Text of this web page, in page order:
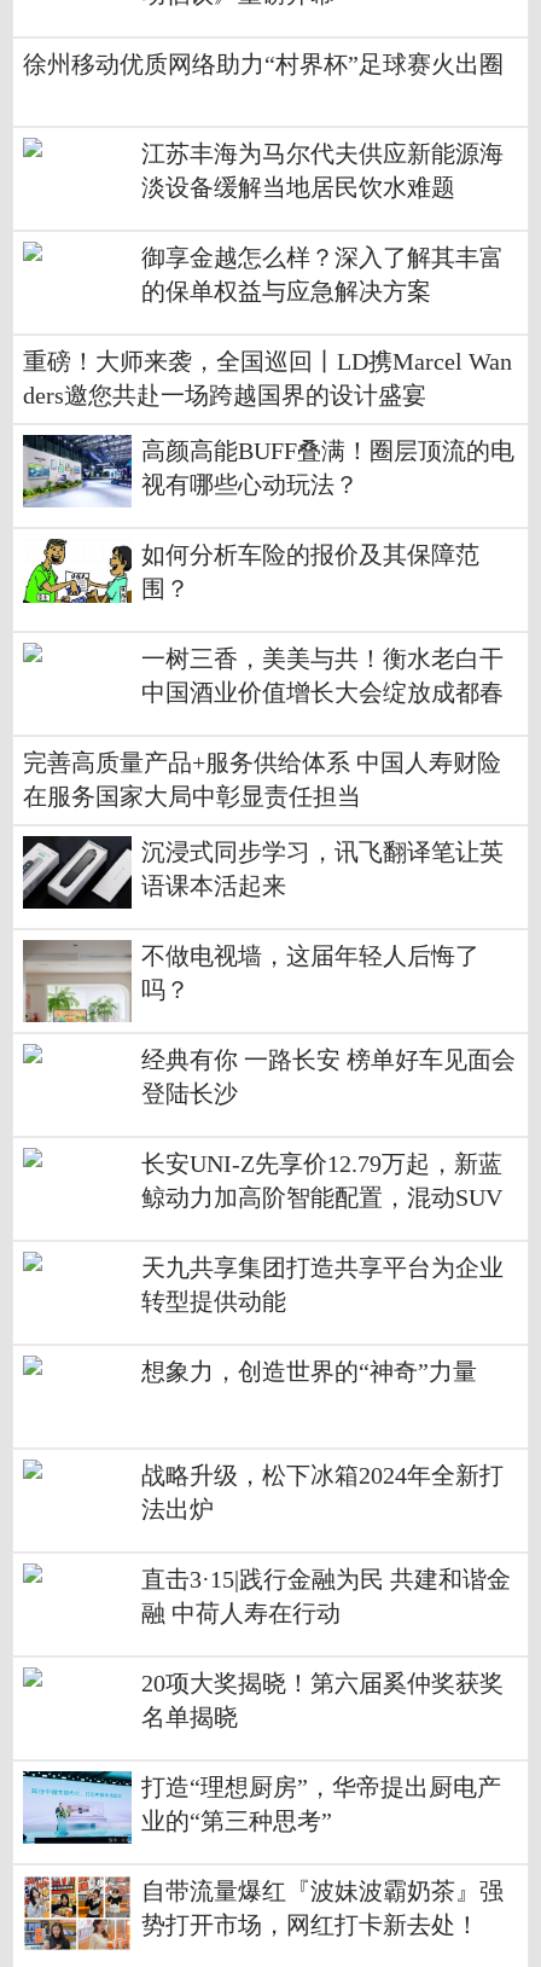
徐州移动优质网络助力“村界杯”足球赛火出圈
江苏丰海为马尔代夫供应新能源海
淡设备缓解当地居民饮水难题
御享金越怎么样？深入了解其丰富
的保单权益与应急解决方案
重磅！大师来袭，全国巡回丨LD携Marcel Wan
ders邀您共赴一场跨越国界的设计盛宴
高颜高能BUFF叠满！圈层顶流的电
视有哪些心动玩法？
如何分析车险的报价及其保障范
围？
一树三香，美美与共！衡水老白干
中国酒业价值增长大会绽放成都春
完善高质量产品+服务供给体系 中国人寿财险
在服务国家大局中彰显责任担当
沉浸式同步学习，讯飞翻译笔让英
语课本活起来
不做电视墙，这届年轻人后悔了
吗？
经典有你 一路长安 榜单好车见面会
登陆长沙
长安UNI-Z先享价12.79万起，新蓝
鲸动力加高阶智能配置，混动SUV
天九共享集团打造共享平台为企业
转型提供动能
想象力，创造世界的“神奇”力量
战略升级，松下冰箱2024年全新打
法出炉
直击3·15|践行金融为民 共建和谐金
融 中荷人寿在行动
20项大奖揭晓！第六届奚仲奖获奖
名单揭晓
打造“理想厨房”，华帝提出厨电产
业的“第三种思考”
自带流量爆红『波妹波霸奶茶』强
势打开市场，网红打卡新去处！